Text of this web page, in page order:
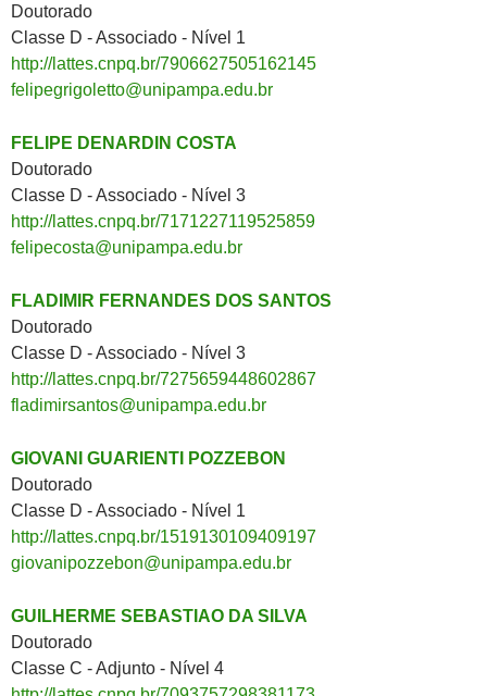
Doutorado
Classe D - Associado - Nível 1
http://lattes.cnpq.br/7906627505162145
felipegrigoletto@unipampa.edu.br
FELIPE DENARDIN COSTA
Doutorado
Classe D - Associado - Nível 3
http://lattes.cnpq.br/7171227119525859
felipecosta@unipampa.edu.br
FLADIMIR FERNANDES DOS SANTOS
Doutorado
Classe D - Associado - Nível 3
http://lattes.cnpq.br/7275659448602867
fladimirsantos@unipampa.edu.br
GIOVANI GUARIENTI POZZEBON
Doutorado
Classe D - Associado - Nível 1
http://lattes.cnpq.br/1519130109409197
giovanipozzebon@unipampa.edu.br
GUILHERME SEBASTIAO DA SILVA
Doutorado
Classe C - Adjunto - Nível 4